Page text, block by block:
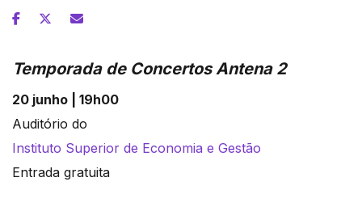
Temporada de Concertos Antena 2
20 junho | 19h00
Auditório do
Instituto Superior de Economia e Gestão
Entrada gratuita